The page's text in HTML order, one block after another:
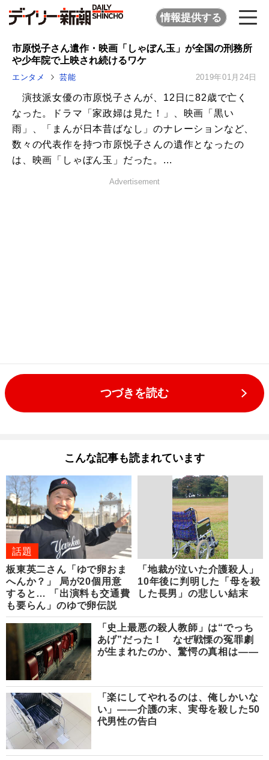
情報提供する
市原悦子さん遺作・映画「しゃぼん玉」が全国の刑務所
や少年院で上映され続けるワケ
エンタメ 芸能 2019年01月24日
演技派女優の市原悦子さんが、12日に82歳で亡く
なった。ドラマ「家政婦は見た！」、映画「黒い
雨」、「まんが日本昔ばなし」のナレーションなど、
数々の代表作を持つ市原悦子さんの遺作となったの
は、映画「しゃぼん玉」だった。...
Advertisement
つづきを読む
こんな記事も読まれています
話題
板東英二さん「ゆで卵おま
へんか？」 局が20個用意
すると… 「出演料も交通費
も要らん」のゆで卵伝説
「地裁が泣いた介護殺人」
10年後に判明した「母を殺
した長男」の悲しい結末
「史上最悪の殺人教師」は“でっち
あげ”だった！ なぜ戦慄の冤罪劇
が生まれたのか、驚愕の真相は――
「楽にしてやれるのは、俺しかいな
い」――介護の末、実母を殺した50
代男性の告白